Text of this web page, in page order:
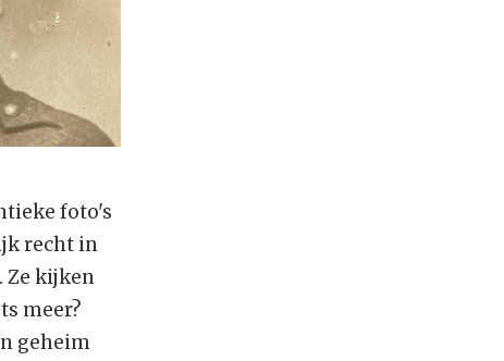
foto's
recht in
Ze kijken
meer?
geheim